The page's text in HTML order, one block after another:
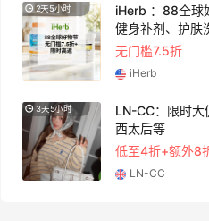
2天5小时
iHerb ：88全球
健身补剂、护肤
无门槛7.5折
iHerb
3天5小时
LN-CC：限时大
西太后等
低至4折+额外8
LN-CC